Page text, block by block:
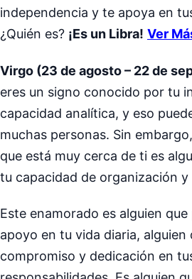
independencia y te apoya en
¿Quién es? ¡Es un Libra! Ver
Virgo (23 de agosto – 22 de
eres un signo conocido por tu
capacidad analítica, y eso
muchas personas. Sin
que está muy cerca de ti es
tu capacidad de organización
Este enamorado es alguien que
apoyo en tu vida diaria, alguien
compromiso y dedicación en